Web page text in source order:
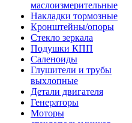
маслоизмерительные
Накладки тормозные
Кронштейны/опоры
Стекло зеркала
Подушки КПП
Саленоиды
Глушители и трубы
выхлопные
Детали двигателя
Генераторы
Моторы